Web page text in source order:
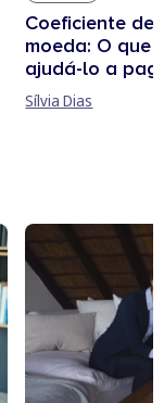
Coeficiente de
moeda: O que
ajudá-lo a
Sílvia Dias